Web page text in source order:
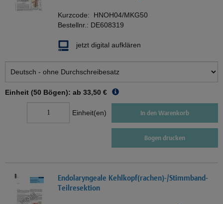
Kurzcode: HNOH04/MKG50
Bestellnr.: DE608319
jetzt digital aufklären
Einheit (50 Bögen): ab 33,50 €
Einheit(en) In den Warenkorb
Bogen drucken
Endolaryngeale Kehlkopf(rachen)-/Stimmband-
Teilresektion